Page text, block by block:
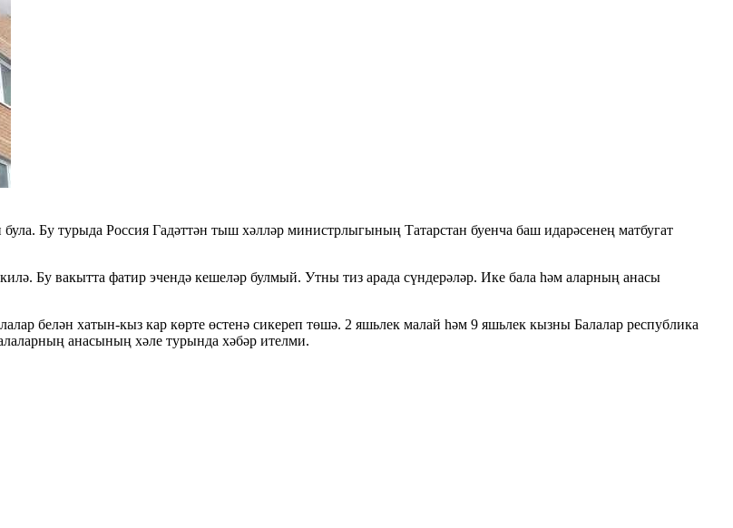
Бу турыда Россия Гадәттән тыш хәлләр министрлыгының Татарстан буенча баш идарәсенең матбугат
Бу вакытта фатир эчендә кешеләр булмый. Утны тиз арада сүндерәләр. Ике бала һәм аларның анасы
белән хатын-кыз кар көрте өстенә сикереп төшә. 2 яшьлек малай һәм 9 яшьлек кызны Балалар республика
анасының хәле турында хәбәр ителми.